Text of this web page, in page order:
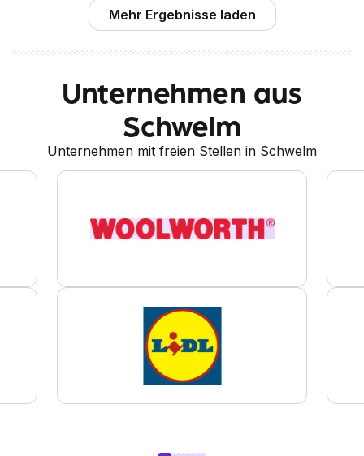
Mehr Ergebnisse laden
Unternehmen aus
Schwelm
Unternehmen mit freien Stellen in Schwelm